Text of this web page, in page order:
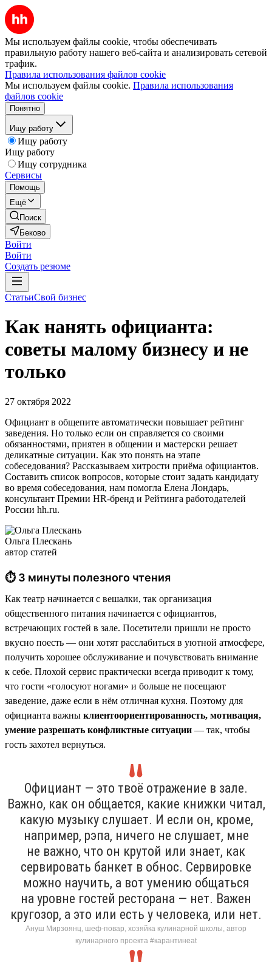
Мы используем файлы cookie, чтобы обеспечивать
правильную работу нашего веб-сайта и анализировать сетевой
трафик.
Правила использования файлов cookie
Мы используем файлы cookie. Правила использования
файлов cookie
Понятно
Ищу работу
Ищу работу
Ищу работу
Ищу сотрудника
Сервисы
Помощь
Ещё
Поиск
Беково
Войти
Войти
Создать резюме
СтатьиСвой бизнес
Как нанять официанта:
советы малому бизнесу и не
только
27 октября 2022
Официант в общепите автоматически повышает рейтинг
заведения. Но только если он справляется со своими
обязанностями, приятен в общении и мастерски решает
деликатные ситуации. Как это понять на этапе
собеседования? Рассказываем хитрости приёма официантов.
Составить список вопросов, которые стоит задать кандидату
во время собеседования, нам помогла Елена Лондарь,
консультант Премии HR-бренд и Рейтинга работодателей
России hh.ru.
Ольга Плескань
автор статей
⏱ 3 минуты полезного чтения
Как театр начинается с вешалки, так организация
общественного питания начинается с официантов,
встречающих гостей в зале. Посетители пришли не просто
вкусно поесть — они хотят расслабиться в уютной атмосфере,
получить хорошее обслуживание и почувствовать внимание
к себе. Плохой сервис практически всегда приводит к тому,
что гости «голосуют ногами» и больше не посещают
заведение, даже если в нём отличная кухня. Поэтому для
официанта важны клиентоориентированность, мотивация,
умение разрешать конфликтные ситуации — так, чтобы
гость захотел вернуться.
Официант — это твоё отражение в зале.
Важно, как он общается, какие книжки читал,
какую музыку слушает. И если он, кроме,
например, рэпа, ничего не слушает, мне
не важно, что он крутой или знает, как
сервировать банкет в обнос. Сервировке
можно научить, а вот умению общаться
на уровне гостей ресторана — нет. Важен
кругозор, а это или есть у человека, или нет.
Ануш Мирзоянц, шеф-повар, хозяйка кулинарной школы, автор
кулинарного проекта #карантинeat